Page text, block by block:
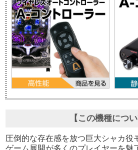
【この機種につい
圧倒的な存在感を放つ巨大シャカ役
ゲーム展開が多くのプレイヤーを魅